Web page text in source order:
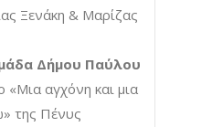
Ξενάκη & Μαρίζας
Δήμου Παύλου
«Μια αγχόνη και μια
της Πένυς